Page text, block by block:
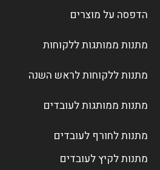
הדפסה על מוצרים
מתנות ממותגות ללקוחות
מתנות ללקוחות לראש השנה
מתנות ממותגות לעובדים
מתנות לחורף לעובדים
מתנות לקיץ לעובדים